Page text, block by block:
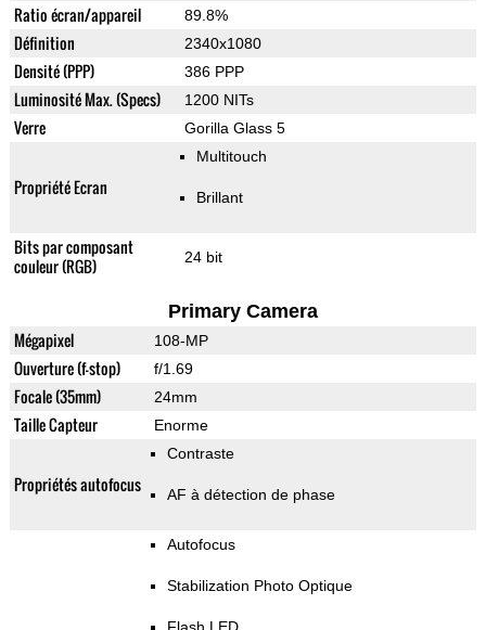
Ratio écran/appareil 89.8%
Définition 2340x1080
Densité (PPP) 386 PPP
Luminosité Max. (Specs) 1200 NITs
Verre Gorilla Glass 5
Propriété Ecran
Multitouch
Brillant
Bits par composant
couleur (RGB)
24 bit
Primary Camera
Mégapixel 108-MP
Ouverture (f-stop) f/1.69
Focale (35mm) 24mm
Taille Capteur Enorme
Propriétés autofocus
Contraste
AF à détection de phase
Autofocus
Stabilization Photo Optique